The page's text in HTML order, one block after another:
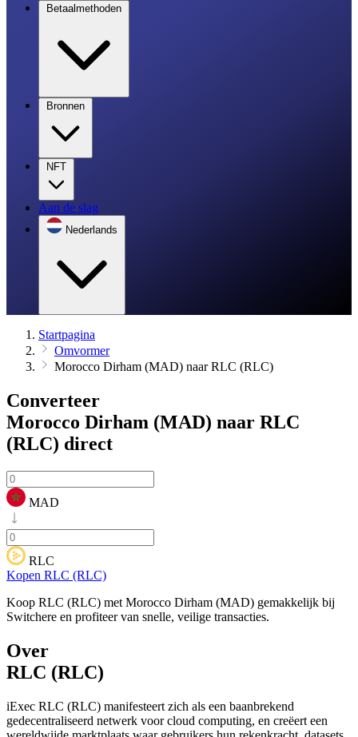
Betaalmethoden
Bronnen
NFT
Aan de slag
Nederlands
Startpagina
Omvormer
Morocco Dirham (MAD) naar RLC (RLC)
Converteer
Morocco Dirham (MAD) naar RLC
(RLC) direct
MAD
RLC
Kopen RLC (RLC)
Koop RLC (RLC) met Morocco Dirham (MAD) gemakkelijk bij
Switchere en profiteer van snelle, veilige transacties.
Over
RLC (RLC)
iExec RLC (RLC) manifesteert zich als een baanbrekend
gedecentraliseerd netwerk voor cloud computing, en creëert een